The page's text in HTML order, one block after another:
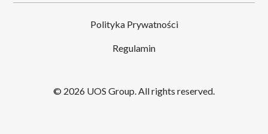
© 2026 UOS Group. All rights reserved.
Polityka Prywatności
Regulamin